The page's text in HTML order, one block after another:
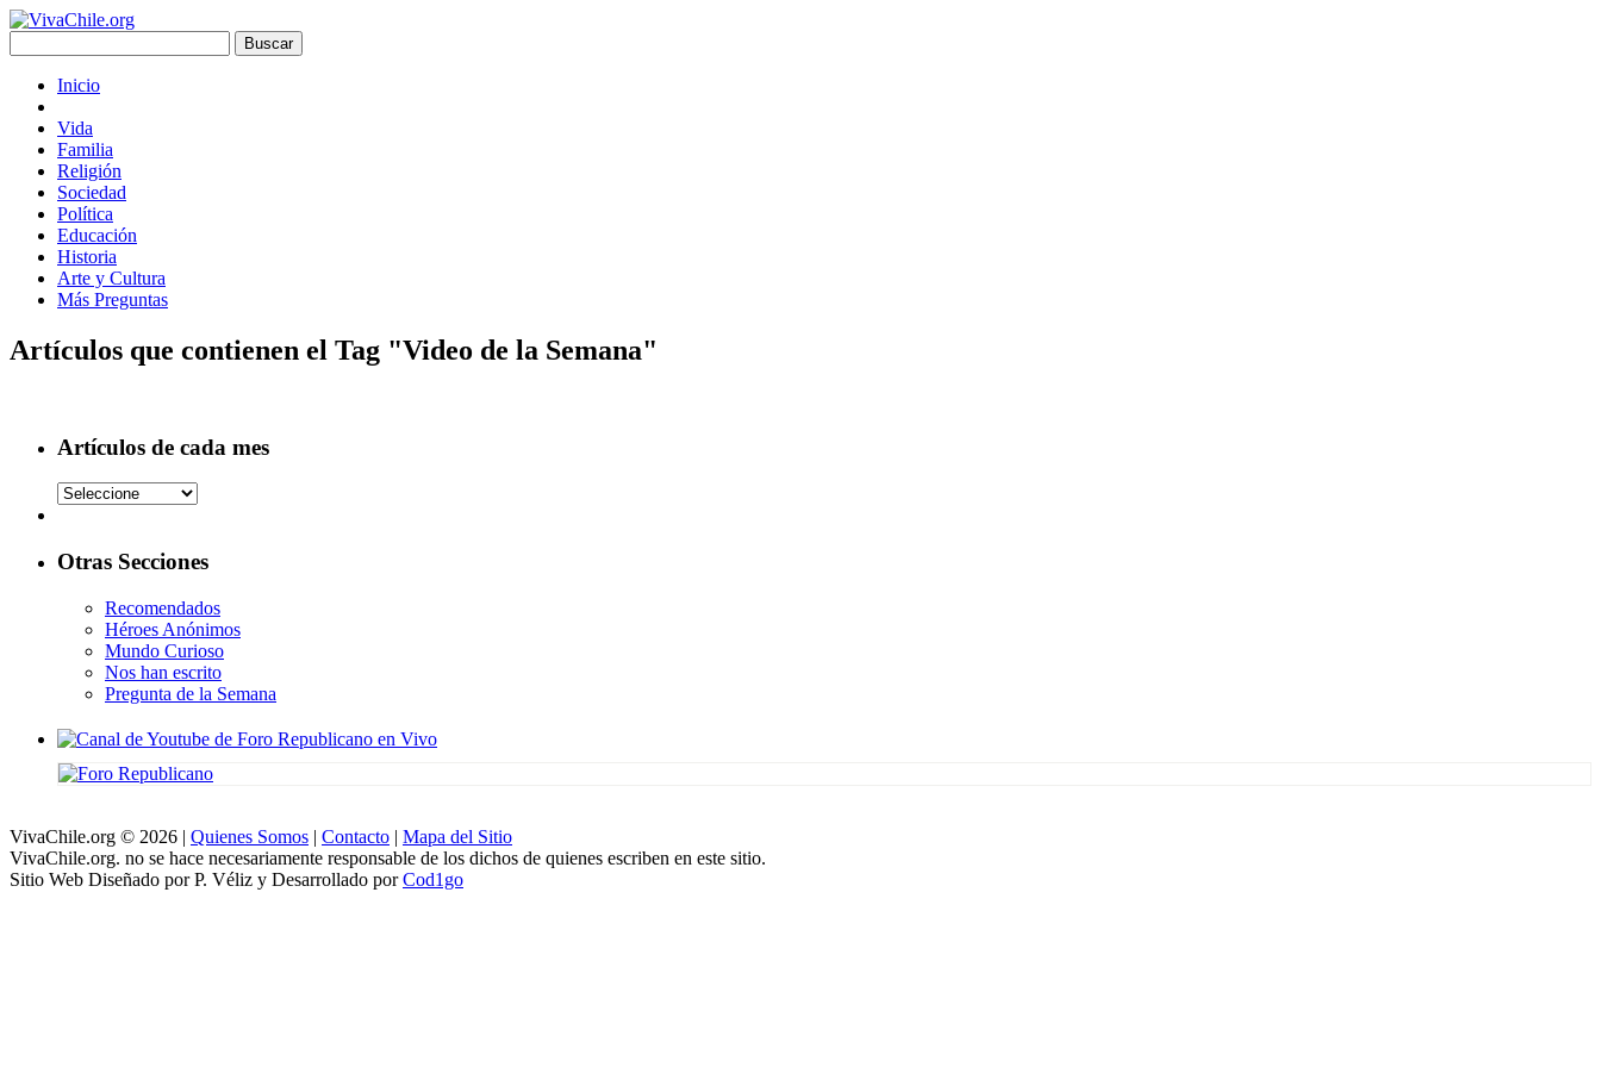
Inicio
Vida
Familia
Religión
Sociedad
Política
Educación
Historia
Arte y Cultura
Más Preguntas
Artículos que contienen el Tag "Video de la Semana"
Artículos de cada mes
Otras Secciones
Recomendados
Héroes Anónimos
Mundo Curioso
Nos han escrito
Pregunta de la Semana
VivaChile.org © 2026 | Quienes Somos | Contacto | Mapa del Sitio
VivaChile.org. no se hace necesariamente responsable de los dichos de quienes escriben en este sitio.
Sitio Web Diseñado por P. Véliz y Desarrollado porCod1go